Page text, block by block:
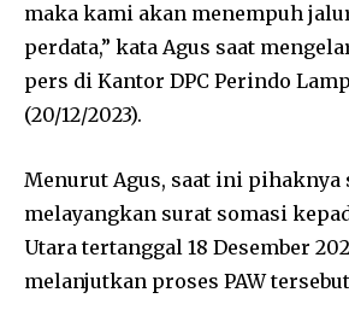
maka kami akan menempuh
perdata,” kata Agus saat
pers di Kantor DPC Perindo
(20/12/2023).
Menurut Agus, saat ini pihaknya
melayangkan surat somasi
Utara tertanggal 18 Desember
melanjutkan proses PAW